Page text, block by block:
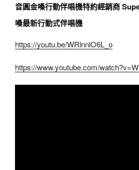
音圓金嗓行動伴唱機特約經銷商
嗓最新行動式伴唱機
https://youtu.be/WRlnnlO6L_o
https://www.youtube.com/